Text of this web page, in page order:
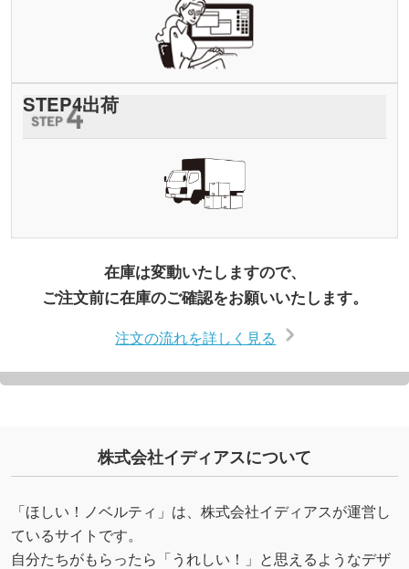
STEP4出荷
在庫は変動いたしますので、
ご注文前に在庫のご確認をお願いいたします。
注文の流れを詳しく見る
株式会社イディアスについて
「ほしい！ノベルティ」は、株式会社イディアスが運営し
ているサイトです。
自分たちがもらったら「うれしい！」と思えるようなデザ